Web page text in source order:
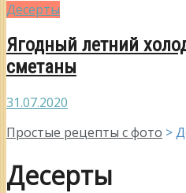
Десерты
Ягодный летний
сметаны
31.07.2020
Простые рецепты с фото >
Десерты